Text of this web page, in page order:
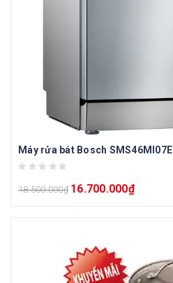
Máy rửa bát Bosch SMS46MI07E
18.500.000₫ 16.700.000₫